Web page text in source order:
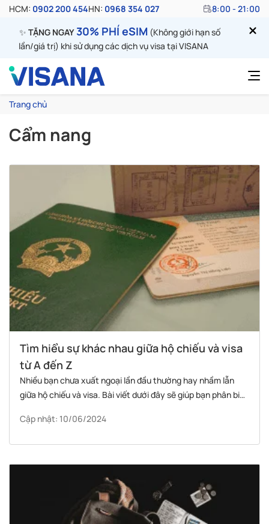
HCM: 0902 200 454HN: 0968 354 027 8:00 - 21:00
✨ TẶNG NGAY30% PHÍ eSIM (Không giới hạn số
lần/giá trị) khi sử dụng các dịch vụ visa tại VISANA
Trang chủ
Cẩm nang
Tìm hiểu sự khác nhau giữa hộ chiếu và visa
từ A đến Z
Nhiều bạn chưa xuất ngoại lần đầu thường hay nhầm lẫn
giữa hộ chiếu và visa. Bài viết dưới đây sẽ giúp bạn phân biệt
làm hộ chiếu và cách làm visa suôn sẻ.
Cập nhật: 10/06/2024